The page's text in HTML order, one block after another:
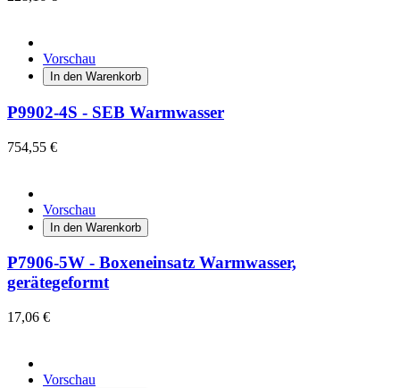
Vorschau
In den Warenkorb
P9902-4S - SEB Warmwasser
754,55 €
Vorschau
In den Warenkorb
P7906-5W - Boxeneinsatz Warmwasser,
gerätegeformt
17,06 €
Vorschau